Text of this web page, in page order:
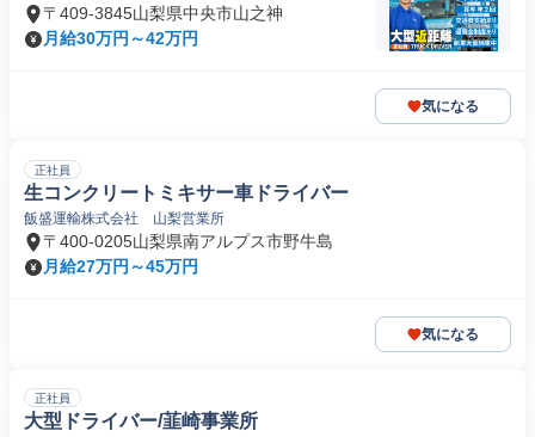
〒409-3845山梨県中央市山之神
月給30万円～42万円
気になる
正社員
生コンクリートミキサー車ドライバー
飯盛運輸株式会社 山梨営業所
〒400-0205山梨県南アルプス市野牛島
月給27万円～45万円
気になる
正社員
大型ドライバー/韮崎事業所